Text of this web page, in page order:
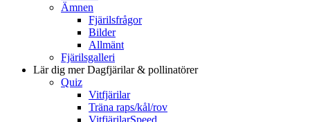
Ämnen
Fjärilsfrågor
Bilder
Allmänt
Fjärilsgalleri
Lär dig merDagfjärilar & pollinatörer
Quiz
Vitfjärilar
Träna raps/kål/rov
VitfjärilarSpeed